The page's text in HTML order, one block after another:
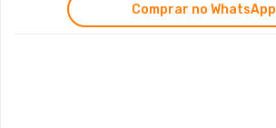
Comprar no WhatsApp